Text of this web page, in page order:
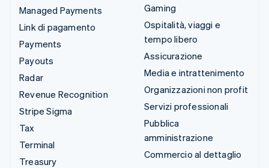
Managed Payments
Link di pagamento
Payments
Payouts
Radar
Revenue Recognition
Stripe Sigma
Tax
Terminal
Treasury
Gaming
Ospitalità, viaggi e
tempo libero
Assicurazione
Media e intrattenimento
Organizzazioni non profit
Servizi professionali
Pubblica
amministrazione
Commercio al dettaglio